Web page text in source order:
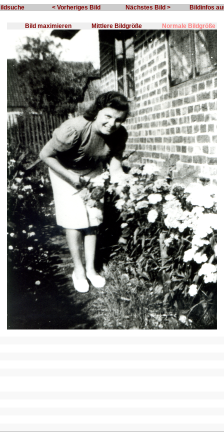
< Vorheriges Bild Nächstes Bild > Bildinfos
Normale Bildgröße
Mittlere Bildgröße
Bild maximieren